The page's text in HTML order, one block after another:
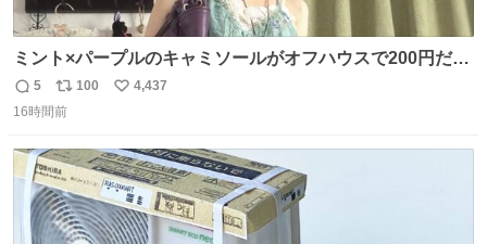
ミント×パープルのキャミソールがオフハウスで200円だっ
た♩
返
信
5
リ
ポ
ト
数
100
い
数
4,437
16時間前